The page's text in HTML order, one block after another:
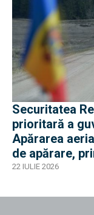
Securitatea
prioritară a
Apărarea
de apărare,
22 IULIE 2026